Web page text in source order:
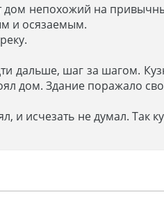
дом непохожий на
и осязаемым.
дальше, шаг за шагом.
дом. Здание поражало
исчезать не думал. Так